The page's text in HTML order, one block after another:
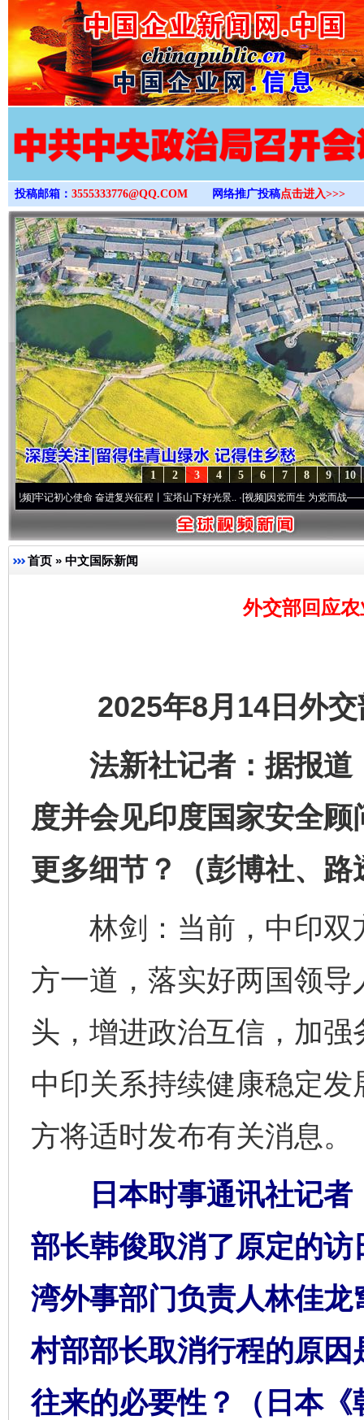
>
投稿邮箱： 3555333776@QQ.COM 网络推广投稿点击进入>>>
10
9
8
7
6
5
4
3
2
1
初心使命 奋进复兴征程丨宝塔山下好光景..·[视频]因党而生 为党而战——百年“纪”
首页 » 中文国际新闻
外交部回应
2025年8月14日外交
法新社记者：据报道
度并会见印度国家安全
更多细节？（彭博社、路
林剑：当前，中印双
方一道，落实好两国领
头，增进政治互信，加
中印关系持续健康稳定
方将适时发布有关消息。
日本时事通讯社记者
部长韩俊取消了原定的
湾外事部门负责人林佳
村部部长取消行程的原
往来的必要性？（日本